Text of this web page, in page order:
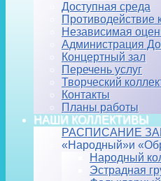
Доступная среда
Противодействие
Независимая
Администрация
Концертный зал
Перечень услуг
Творческий
Контакты
Планы работы
НАШИ КОЛЛЕКТИВЫ
РАСПИСАНИЕ
«Народный»и
Народный
Эстрадная